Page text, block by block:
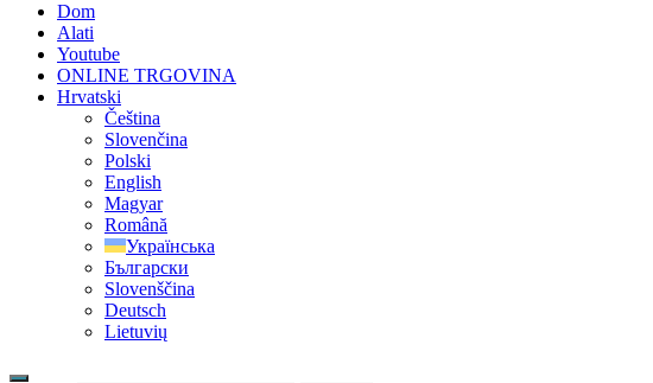
Marcus blog
Stavebné profily, náradie, izolácie
Dom
Alati
Youtube
ONLINE TRGOVINA
Hrvatski
Čeština
Slovenčina
Polski
English
Magyar
Română
Українська
Български
Slovenščina
Deutsch
Lietuvių